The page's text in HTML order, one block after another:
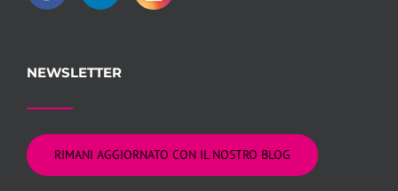
NEWSLETTER
RIMANI AGGIORNATO CON IL NOSTRO BLOG